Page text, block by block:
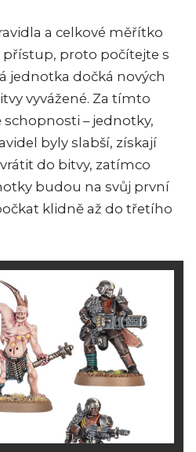
a celkové měřítko
přístup, proto počítejte s
jednotka dočká nových
vyvážené. Za tímto
– jednotky,
byly slabší, získají
do bitvy, zatímco
budou na svůj první
klidně až do třetího